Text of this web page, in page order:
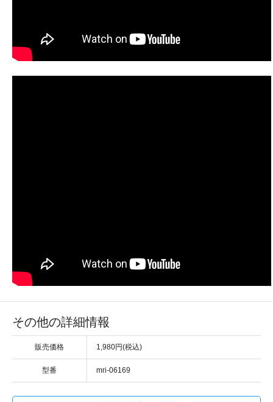
その他の詳細情報
販売価格 1,980円(税込)
型番 mri-06169